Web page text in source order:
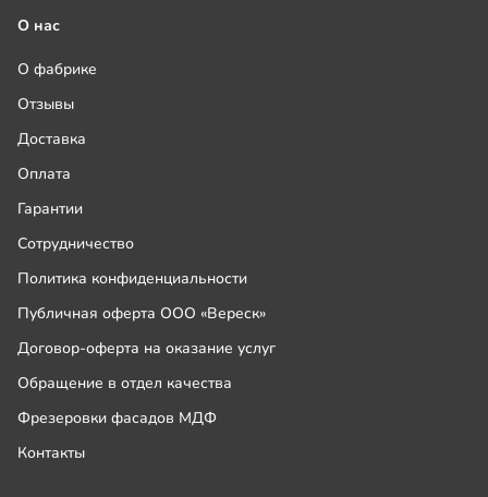
О нас
О фабрике
Отзывы
Доставка
Оплата
Гарантии
Сотрудничество
Политика конфиденциальности
Публичная оферта ООО «Вереск»
Договор-оферта на оказание услуг
Обращение в отдел качества
Фрезеровки фасадов МДФ
Контакты